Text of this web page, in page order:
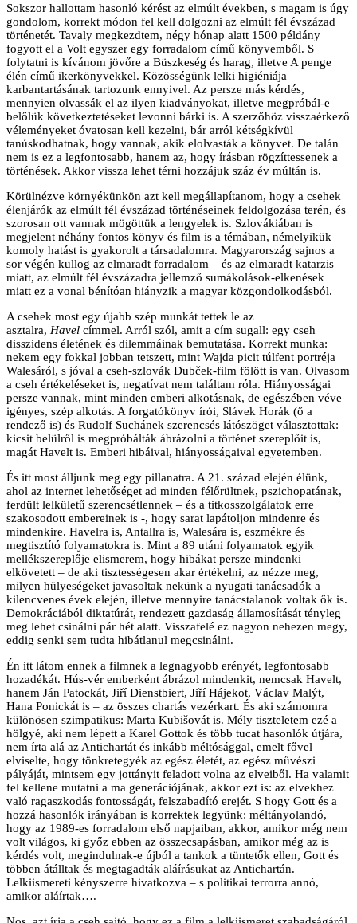
Sokszor hallottam hasonló kérést az elmúlt években, s magam is úgy
gondolom, korrekt módon fel kell dolgozni az elmúlt fél évszázad
történetét. Tavaly megkezdtem, négy hónap alatt 1500 példány
fogyott el a Volt egyszer egy forradalom című könyvemből. S
folytatni is kívánom jövőre a Büszkeség és harag, illetve A penge
élén című ikerkönyvekkel. Közösségünk lelki higiéniája
karbantartásának tartozunk ennyivel. Az persze más kérdés,
mennyien olvassák el az ilyen kiadványokat, illetve megpróbál-e
belőlük következtetéseket levonni bárki is. A szerzőhöz visszaérkező
véleményeket óvatosan kell kezelni, bár arról kétségkívül
tanúskodhatnak, hogy vannak, akik elolvasták a könyvet. De talán
nem is ez a legfontosabb, hanem az, hogy írásban rögzíttessenek a
történések. Akkor vissza lehet térni hozzájuk száz év múltán is.
Körülnézve környékünkön azt kell megállapítanom, hogy a csehek
élenjárók az elmúlt fél évszázad történéseinek feldolgozása terén, és
szorosan ott vannak mögöttük a lengyelek is. Szlovákiában is
megjelent néhány fontos könyv és film is a témában, némelyikük
komoly hatást is gyakorolt a társadalomra. Magyarország sajnos a
sor végén kullog az elmaradt forradalom – és az elmaradt katarzis –
miatt, az elmúlt fél évszázadra jellemző sumákolások-elkenések
miatt ez a vonal bénítóan hiányzik a magyar közgondolkodásból.
A csehek most egy újabb szép munkát tettek le az
asztalra, Havel címmel. Arról szól, amit a cím sugall: egy cseh
disszidens életének és dilemmáinak bemutatása. Korrekt munka:
nekem egy fokkal jobban tetszett, mint Wajda picit túlfent portréja
Walesáról, s jóval a cseh-szlovák Dubček-film fölött is van. Olvasom
a cseh értékeléseket is, negatívat nem találtam róla. Hiányosságai
persze vannak, mint minden emberi alkotásnak, de egészében véve
igényes, szép alkotás. A forgatókönyv írói, Slávek Horák (ő a
rendező is) és Rudolf Suchánek szerencsés látószöget választottak:
kicsit belülről is megpróbálták ábrázolni a történet szereplőit is,
magát Havelt is. Emberi hibáival, hiányosságaival egyetemben.
És itt most álljunk meg egy pillanatra. A 21. század elején élünk,
ahol az internet lehetőséget ad minden félőrültnek, pszichopatának,
ferdült lelkületű szerencsétlennek – és a titkosszolgálatok erre
szakosodott embereinek is -, hogy sarat lapátoljon mindenre és
mindenkire. Havelra is, Antallra is, Walesára is, eszmékre és
megtisztító folyamatokra is. Mint a 89 utáni folyamatok egyik
mellékszereplője elismerem, hogy hibákat persze mindenki
elkövetett – de aki tisztességesen akar értékelni, az nézze meg,
milyen hülyeségeket javasoltak nekünk a nyugati tanácsadók a
kilencvenes évek elején, illetve mennyire tanácstalanok voltak ők is.
Demokráciából diktatúrát, rendezett gazdaság államosítását tényleg
meg lehet csinálni pár hét alatt. Visszafelé ez nagyon nehezen megy,
eddig senki sem tudta hibátlanul megcsinálni.
Én itt látom ennek a filmnek a legnagyobb erényét, legfontosabb
hozadékát. Hús-vér emberként ábrázol mindenkit, nemcsak Havelt,
hanem Ján Patockát, Jiří Dienstbiert, Jiří Hájekot, Václav Malýt,
Hana Ponickát is – az összes chartás vezérkart. És aki számomra
különösen szimpatikus: Marta Kubišovát is. Mély tiszteletem ezé a
hölgyé, aki nem lépett a Karel Gottok és több tucat hasonlók útjára,
nem írta alá az Antichartát és inkább méltósággal, emelt fővel
elviselte, hogy tönkretegyék az egész életét, az egész művészi
pályáját, mintsem egy jottányit feladott volna az elveiből. Ha valamit
fel kellene mutatni a ma generációjának, akkor ezt is: az elvekhez
való ragaszkodás fontosságát, felszabadító erejét. S hogy Gott és a
hozzá hasonlók irányában is korrektek legyünk: méltányolandó,
hogy az 1989-es forradalom első napjaiban, akkor, amikor még nem
volt világos, ki győz ebben az összecsapásban, amikor még az is
kérdés volt, megindulnak-e újból a tankok a tüntetők ellen, Gott és
többen átálltak és megtagadták aláírásukat az Antichartán.
Lelkiismereti kényszerre hivatkozva – s politikai terrorra annó,
amikor aláírtak….